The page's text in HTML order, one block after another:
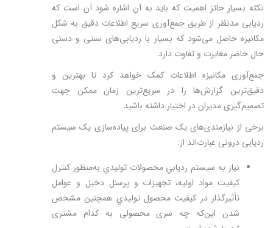
نکته بسیار حائز اهمیت که باید به آن اشاره شود آن است که
ردیابی مدنظر از طریق جمع‌آوری سریع اطلاعات دقیق به شکل
مکانیزه حاصل می‌شود که بسیار با ردیابی‌های سنتی و دستی
حال حاضر مغایرت و تفاوت دارد.
جمع‌آوری مکانیزه اطلاعات کمک خواهد کرد تا بهترین و
دقیق‌ترین گزارش‌ها را در سریع‌ترین زمان ممکن جهت
تصمیم‌گیری مدیران در اختیار داشته باشید.
برخی از نیازمندی‌های یک صنعت برای پیاده‌سازی یک سیستم
ردیابی درونی عبارت‌اند از:
نياز به سيستم رديابي محصولات توليدي به‌منظور كنترل
كيفيت مواد اوليه، تجهيزات و پرسنل دخيل و عوامل
تأثیرگذار در كيفيت محصول توليدي همچنین مشخص
شدن این‌که چه سری محصولی به کدام مشتری